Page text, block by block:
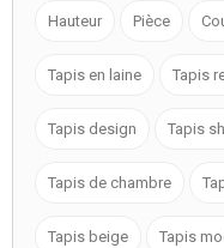
Hauteur Pièce
Tapis en laine Tapis
Tapis design Tapis
Tapis de chambre
Tapis beige Tapis